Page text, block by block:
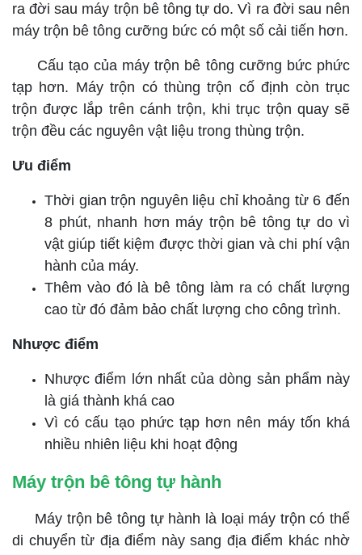
ra đời sau máy trộn bê tông tự do. Vì ra đời sau nên
máy trộn bê tông cưỡng bức có một số cải tiến hơn.
Cấu tạo của máy trộn bê tông cưỡng bức phức
tạp hơn. Máy trộn có thùng trộn cố định còn trục
trộn được lắp trên cánh trộn, khi trục trộn quay sẽ
trộn đều các nguyên vật liệu trong thùng trộn.
Ưu điểm
Thời gian trộn nguyên liệu chỉ khoảng từ 6 đến
8 phút, nhanh hơn máy trộn bê tông tự do vì
vật giúp tiết kiệm được thời gian và chi phí vận
hành của máy.
Thêm vào đó là bê tông làm ra có chất lượng
cao từ đó đảm bảo chất lượng cho công trình.
Nhược điểm
Nhược điểm lớn nhất của dòng sản phẩm này
là giá thành khá cao
Vì có cấu tạo phức tạp hơn nên máy tốn khá
nhiều nhiên liệu khi hoạt động
Máy trộn bê tông tự hành
Máy trộn bê tông tự hành là loại máy trộn có thể
di chuyển từ địa điểm này sang địa điểm khác nhờ